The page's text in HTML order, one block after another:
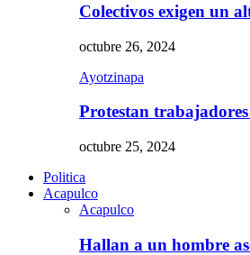
Colectivos exigen un
octubre 26, 2024
Ayotzinapa
Protestan
octubre 25, 2024
Politica
Acapulco
Acapulco
Hallan a un hombre